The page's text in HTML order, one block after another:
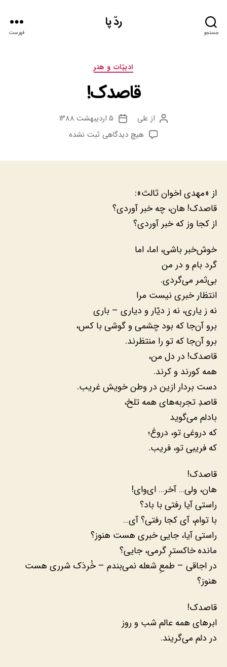
جستجو
ردّ پا
فهرست
دسته‌ها
ادبيّات و هنر
قاصدک!
نویسنده
نوشته
از علی
تاریخ
نوشته
۵ اردیبهشت ۱۳۸۸
هیچ دیدگاهی برای
ثبت نشده
از «مهدی اخوان ثالث»:
قاصدک! هان، چه خبر آوردی؟
از کجا وز که خبر آوردی؟
خوش‌خبر باشی، اما، اما
گرد بام و در من
بی‌ثمر می‌گردی.
انتظار خبری نیست مرا
نه ز یاری، نه ز دیّار و دیاری – باری
برو آن‌جا که بود چشمی و گوشی با کس،
برو آن‌جا که تو را منتظرند.
قاصدک! در دل من،
همه کورند و کرند.
دست بردار ازین در وطن خویش غریب.
قاصدِ تجربه‌های همه تلخ،
بادلم می‌گوید
که دروغی تو، دروغ؛
که فریبی تو، فریب.
قاصدک!
هان، ولی… آخر… ای‌وای!
راستی آیا رفتی با باد؟
با توام، آی کجا رفتی؟ آی…
راستی آیا، جایی خبری هست هنوز؟
مانده خاکسترِ گرمی، جایی؟
در اجاقی – طمعِ شعله نمی‌بندم – خُردَک شرری هست
هنوز؟
قاصدک!
ابرهای همه عالم شب و روز
در دلم می‌گریند.